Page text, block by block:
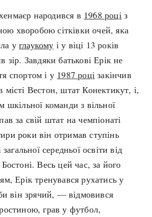
Високе Середньовіччя
Пізнє Середньовіччя
Нова історія
Новітня історія
Наш час
Індекси
Нові статті
Популярні статті
Всі статті
Визначальні події
#Хештеги
Автори
народився в 1968 році з
хворобою сітківки очей, яка
углаукому і у віці 13 років
зір. Завдяки батькові Ерік не
спортом і у 1987 році закінчив
Вестон, штат Конектикут, і,
шкільної команди з вільної
за свій штат на чемпіонаті
роки він отримав ступінь
загальної середньої освіти від
Весь цей час, за його
Ерік тренувався рухатись у
він зрячий, — відмовився
грав у футбол,